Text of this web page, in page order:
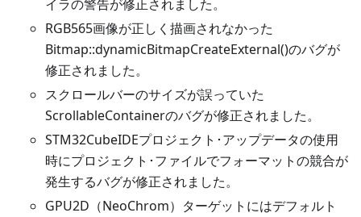
イラの警告が修正されました。
RGB565画像が正しく描画されなかった
Bitmap::dynamicBitmapCreateExternal()のバグが
修正されました。
スクロールバーのサイズが誤っていた
ScrollableContainerのバグが修正されました。
STM32CubeIDEプロジェクト･アップデータの使用
時にプロジェクト･ファイルでフォーマットの競合が
発生するバグが修正されました。
GPU2D（NeoChrom）ターゲットにはデフォルト